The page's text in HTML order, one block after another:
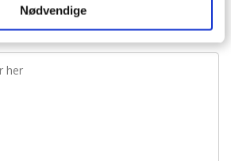
Nødvendige